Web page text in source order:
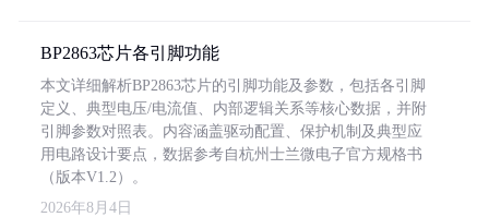
BP2863芯片各引脚功能
本文详细解析BP2863芯片的引脚功能及参数，包括各引脚
定义、典型电压/电流值、内部逻辑关系等核心数据，并附
引脚参数对照表。内容涵盖驱动配置、保护机制及典型应
用电路设计要点，数据参考自杭州士兰微电子官方规格书
（版本V1.2）。
2026年8月4日